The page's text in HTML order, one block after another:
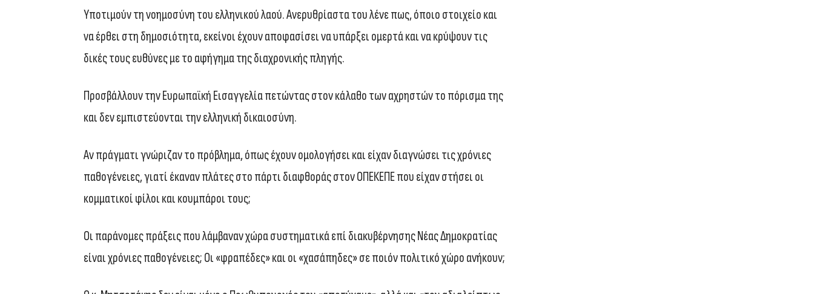
Υποτιμούν τη νοημοσύνη του ελληνικού λαού. Ανερυθρίαστα του λένε πως, όποιο στοιχείο και
να έρθει στη δημοσιότητα, εκείνοι έχουν αποφασίσει να υπάρξει ομερτά και να κρύψουν τις
δικές τους ευθύνες με το αφήγημα της διαχρονικής πληγής.
Προσβάλλουν την Ευρωπαϊκή Εισαγγελία πετώντας στον κάλαθο των αχρηστών το πόρισμα της
και δεν εμπιστεύονται την ελληνική δικαιοσύνη.
Αν πράγματι γνώριζαν το πρόβλημα, όπως έχουν ομολογήσει και είχαν διαγνώσει τις χρόνιες
παθογένειες, γιατί έκαναν πλάτες στο πάρτι διαφθοράς στον ΟΠΕΚΕΠΕ που είχαν στήσει οι
κομματικοί φίλοι και κουμπάροι τους;
Οι παράνομες πράξεις που λάμβαναν χώρα συστηματικά επί διακυβέρνησης Νέας Δημοκρατίας
είναι χρόνιες παθογένειες; Οι «φραπέδες» και οι «χασάπηδες» σε ποιόν πολιτικό χώρο ανήκουν;